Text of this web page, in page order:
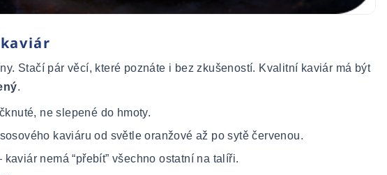
Stačí pár věcí, které poznáte i bez zkušeností. Kvalitní kaviár má být
.
ne slepené do hmoty.
kaviáru od světle oranžové až po sytě červenou.
kaviár nemá “přebít” všechno ostatní na talíři.